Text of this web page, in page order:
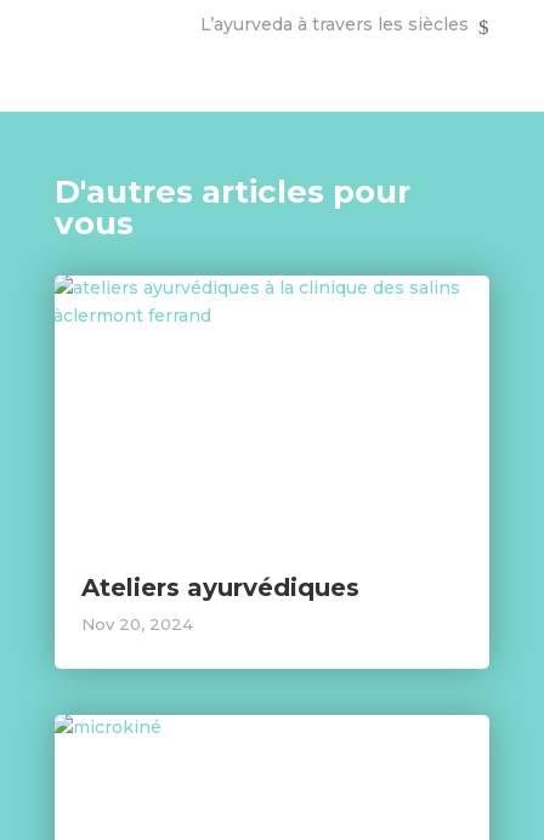
L’ayurveda à travers les siècles
D'autres articles pour
vous
Ateliers ayurvédiques
Nov 20, 2024